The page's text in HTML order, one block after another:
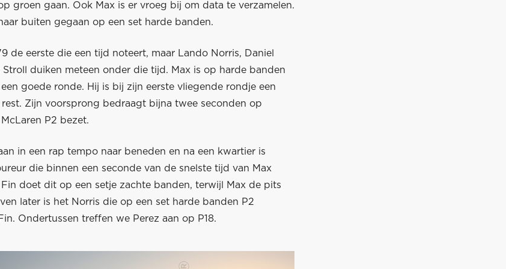
groen gaan. Ook Max is er vroeg bij om data te verzamelen.
buiten gegaan op een set harde banden.
de eerste die een tijd noteert, maar Lando Norris, Daniel
Stroll duiken meteen onder die tijd. Max is op harde banden
goede ronde. Hij is bij zijn eerste vliegende rondje een
rest. Zijn voorsprong bedraagt bijna twee seconden op
P2 bezet.
in een rap tempo naar beneden en na een kwartier is
die binnen een seconde van de snelste tijd van Max
doet dit op een setje zachte banden, terwijl Max de pits
later is het Norris die op een set harde banden P2
Ondertussen treffen we Perez aan op P18.